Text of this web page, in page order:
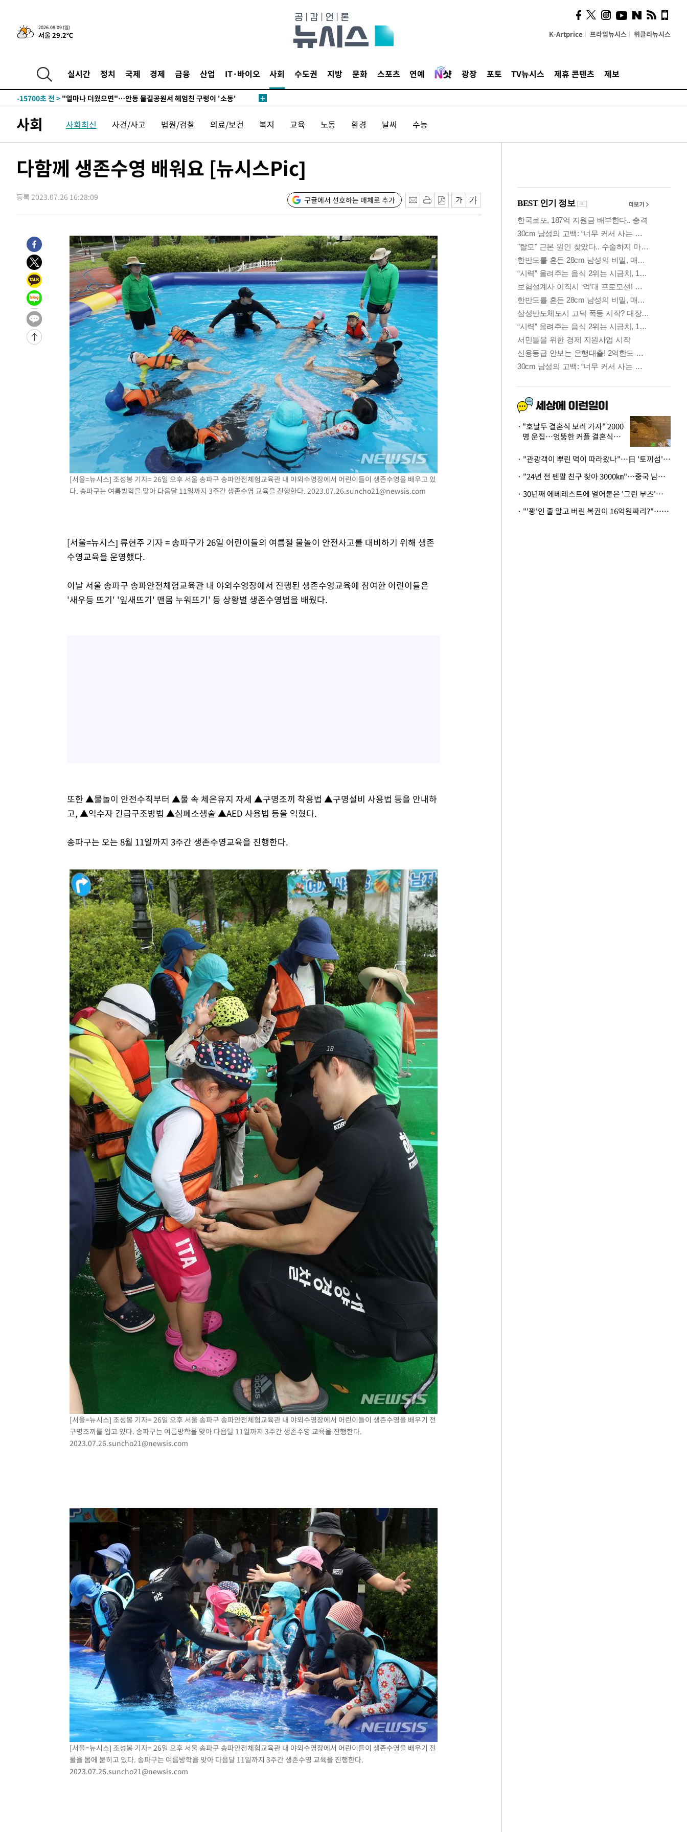
2026.08.09 (일)
서울 29.2℃ K-Artprice 프라임뉴시스 위클리뉴시스
실시간 정치 국제 경제 금융 산업 IT·바이오 사회 수도권 지방 문화 스포츠 연예 광장 포토 TV뉴시스 제휴 콘텐츠 제보
-30076초 전 >[속보]與 당대표 경선, 경북 권리당원 투표 김민석 47.37%·정청래
45.71%
-29978초 전 >[속보]與 당대표 경선, 대구 권리당원 투표 정청래 47.82%·김민석
-27693초 전 >
"일본축구협회, 대한축구협회 성 접대 의혹 심판 조사"
-20335초 전 >
정상
-15700초 전 > "얼마나 더웠으면"…안동 물길공원서 헤엄친 구렁이 '소동'
-14899초 전 >
'2경기 연속 침묵' 손흥민, 톨루카전 68분만 뛰고 슈팅 0개
-13651초 전 >이강인, 오늘 서울서 AT마드리드 입단식…'전례 없는 특급대우'
-4초 전 >콜롬비아 신임 우파 대통령 취임 하루만에 차량폭탄 폭발 사건
2시간 전 >이군이 불법 군시설 건설한 레바논 남부에서 레바논군 3명 폭발로 부상
론 누출”
3시간 전 >
‘축구의 신’ 아르헨티나 축구 선수 메시의 부친 지병 별세
3시간 전 >
“美 이란전 무기 소진…북한과 분쟁시 주한 미군 취약해질 수 있어”
-31115초 전 >
[속보]與 강원·TK 당원투표 합산 김민석 48.54%로 승리…정청래
44.40%
-30449초 전 >
與 강원·TK 당원투표 합산 김민석 46.01%로 승리…정청래
44.53%
-30289초 전 >
[속보]與전대 권리당원투표…강원·경북 김민석, 대구 정청래 승리
-30096초 전 >
[속보]與 당대표 경선, 경북 권리당원 투표 김민석 47.37%·정청래
45.71%
-29998초 전 >
[속보]與 당대표 경선, 대구 권리당원 투표 정청래 47.82%·김민석
46.35%
-29795초 전 >
[속보]與 당대표 경선, 강원 권리당원 투표 김민석 승리…50.30%
"일본축구협회, 대한축구협회 성 접대 의혹 심판 조사"
[속보]장은수, KLPGA 제주삼다수 역전 우승…데뷔 10년 차에 첫
"얼마나 더웠으면"…안동 물길공원서 헤엄친 구렁이 '소동'
손흥민, 68분 뛰고 2경기 침묵…LAFC, 톨루카에 1-0 승리(종합)
'2경기 연속 침묵' 손흥민, 톨루카전 68분만 뛰고 슈팅 0개
이강인, 오늘 서울서 AT마드리드 입단식…'전례 없는 특급대우'
'여긴 20도, 저긴 50도'…열화상 카메라로 본 폭염 저감시설 '온도차'
콜롬비아 신임 우파 대통령 취임 하루만에 차량폭탄 폭발 사건
튀르키예 외무장관, "메카 3국 방위협정은 이란이 목표 아냐 " 밝혀
이군이 불법 군시설 건설한 레바논 남부에서 레바논군 3명 폭발로 부상
“美 이란전 무기 소진…북한과 분쟁시 주한 미군 취약해질 수 있어”
사회 사회최신 사건/사고 법원/검찰 의료/보건 복지 교육 노동 환경 날씨 수능
다함께 생존수영 배워요 [뉴시스Pic]
등록 2023.07.26 16:28:09 구글에서 선호하는 매체로 추가
[서울=뉴시스] 조성봉 기자= 26일 오후 서울 송파구 송파안전체험교육관 내 야외수영장에서 어린이들이 생존수영을 배우고 있
다. 송파구는 여름방학을 맞아 다음달 11일까지 3주간 생존수영 교육을 진행한다. 2023.07.26.suncho21@newsis.com
[서울=뉴시스] 류현주 기자 = 송파구가 26일 어린이들의 여름철 물놀이 안전사고를 대비하기 위해 생존
수영교육을 운영했다.
이날 서울 송파구 송파안전체험교육관 내 야외수영장에서 진행된 생존수영교육에 참여한 어린이들은
'새우등 뜨기' '잎새뜨기' 맨몸 누워뜨기' 등 상황별 생존수영법을 배웠다.
또한 ▲물놀이 안전수칙부터 ▲물 속 체온유지 자세 ▲구명조끼 착용법 ▲구명설비 사용법 등을 안내하
고, ▲익수자 긴급구조방법 ▲심폐소생술 ▲AED 사용법 등을 익혔다.
송파구는 오는 8월 11일까지 3주간 생존수영교육을 진행한다.
[서울=뉴시스] 조성봉 기자= 26일 오후 서울 송파구 송파안전체험교육관 내 야외수영장에서 어린이들이 생존수영을 배우기 전
구명조끼를 입고 있다. 송파구는 여름방학을 맞아 다음달 11일까지 3주간 생존수영 교육을 진행한다.
2023.07.26.suncho21@newsis.com
[서울=뉴시스] 조성봉 기자= 26일 오후 서울 송파구 송파안전체험교육관 내 야외수영장에서 어린이들이 생존수영을 배우기 전
물을 몸에 묻히고 있다. 송파구는 여름방학을 맞아 다음달 11일까지 3주간 생존수영 교육을 진행한다.
2023.07.26.suncho21@newsis.com
사이 해답 찾았죠"…알을
깨고 나온 '초자아'
"호날두 결혼식 보러 가자" 2000
명 운집…엉뚱한 커플 결혼식에
· "관광객이 뿌린 먹이 따라왔나"…日 '토끼섬' 멧돼지, 토끼까지 사냥
· "24년 전 펜팔 친구 찾아 3000㎞"…중국 남성 사연에 '뭉클'
· 30년째 에베레스트에 얼어붙은 '그린 부츠'…드디어 가족 품으로
· "'꽝'인 줄 알고 버린 복권이 16억원짜리?"…극적으로 되찾은 사연